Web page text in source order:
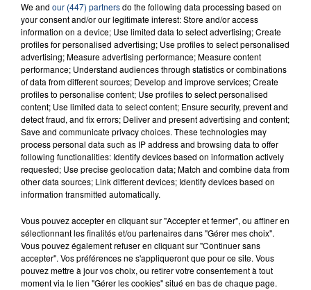
23 juillet 2026
INCENDIE MORTEL À LENS : UNE FEMME ET
SON BÉBÉ ENTRE LA VIE ET LA...
Un homme s'est immolé par le feu après avoir
aspergé sa compagne et leur bébé de trois mois
d'un liquide inflammable.
20 juillet 2026
OPÉRER DE LA CHEVILLE RESSORT DE LA...
La famille a porté plainte contre la clinique qui a
reconnu sa responsabilité et présenté ses
excuses.
We and our (447) partnersdo the following data processing based on
your consent and/or our legitimate interest: Store and/or access
information on a device; Use limited data to select advertising; Create
profiles for personalised advertising; Use profiles to select personalised
advertising; Measure advertising performance; Measure content
performance; Understand audiences through statistics or combinations
of data from different sources; Develop and improve services; Create
profiles to personalise content; Use profiles to select personalised
content; Use limited data to select content; Ensure security, prevent and
detect fraud, and fix errors; Deliver and present advertising and content;
Save and communicate privacy choices. These technologies may
process personal data such as IP address and browsing data to offer
following functionalities: Identify devices based on information actively
requested; Use precise geolocation data; Match and combine data from
other data sources; Link different devices; Identify devices based on
information transmitted automatically.
Vous pouvez accepter en cliquant sur "Accepter et fermer", ou affiner en
sélectionnant les finalités et/ou partenaires dans "Gérer mes choix".
Vous pouvez également refuser en cliquant sur "Continuer sans
accepter". Vos préférences ne s'appliqueront que pour ce site. Vous
pouvez mettre à jour vos choix, ou retirer votre consentement à tout
moment via le lien "Gérer les cookies" situé en bas de chaque page.